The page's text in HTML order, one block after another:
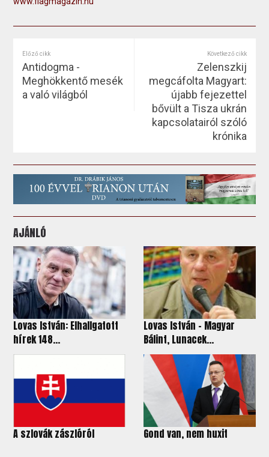
Előző cikk
Antidogma -
Meghökkentő mesék
a való világból
Következő cikk
Zelenszkij
megcáfolta Magyart:
újabb fejezettel
bővült a Tisza ukrán
kapcsolatairól szóló
krónika
AJÁNLÓ
Lovas István: Elhallgatott
hírek 148...
Lovas István - Magyar
Bálint, Lunacek...
A szlovák zászlóról Gond van, nem huxit